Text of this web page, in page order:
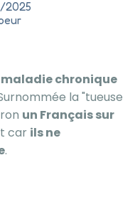
2025
maladie chronique
la "tueuse
un Français sur
car ils ne
.